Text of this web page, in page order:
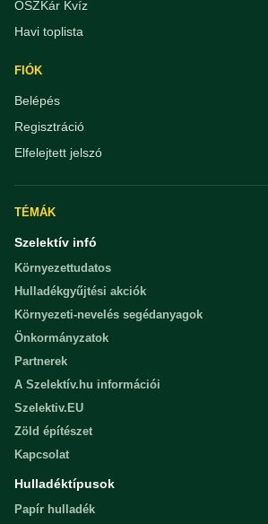
OSZKár Kvíz
Havi toplista
FIÓK
Belépés
Regisztráció
Elfelejtett jelszó
TÉMÁK
Szelektív infó
Környezettudatos
Hulladékgyűjtési akciók
Környezeti-nevelés segédanyagok
Önkormányzatok
Partnerek
A Szelektív.hu információi
Szelektiv.EU
Zöld építészet
Kapcsolat
Hulladéktípusok
Papír hulladék